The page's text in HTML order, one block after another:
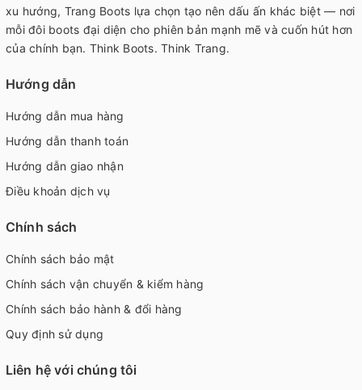
xu hướng, Trang Boots lựa chọn tạo nên dấu ấn khác biệt — nơi
mỗi đôi boots đại diện cho phiên bản mạnh mẽ và cuốn hút hơn
của chính bạn. Think Boots. Think Trang.
Hướng dẫn
Hướng dẫn mua hàng
Hướng dẫn thanh toán
Hướng dẫn giao nhận
Điều khoản dịch vụ
Chính sách
Chính sách bảo mật
Chính sách vận chuyển & kiểm hàng
Chính sách bảo hành & đổi hàng
Quy định sử dụng
Liên hệ với chúng tôi